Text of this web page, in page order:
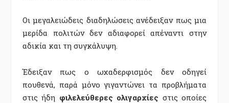
Οι μεγαλειώδεις διαδηλώσεις ανέδειξαν πως μια
μερίδα πολιτών δεν αδιαφορεί απέναντι στην
αδικία και τη συγκάλυψη.
Έδειξαν πως ο ωχαδερφισμός δεν οδηγεί
πουθενά, παρά μόνο γιγαντώνει τα προβλήματα
στις ήδη φιλελεύθερες ολιγαρχίες στις οποίες